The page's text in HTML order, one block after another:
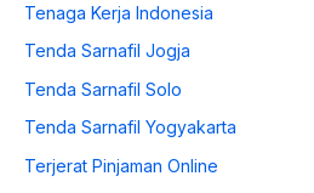
Tenaga Kerja Indonesia
Tenda Sarnafil Jogja
Tenda Sarnafil Solo
Tenda Sarnafil Yogyakarta
Terjerat Pinjaman Online